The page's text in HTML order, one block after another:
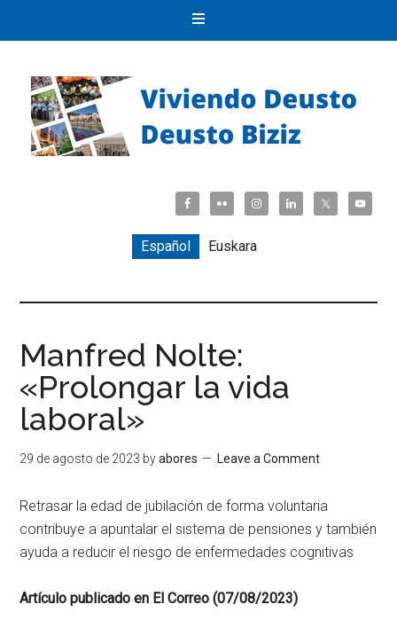
Español Euskara
Manfred Nolte:
«Prolongar la vida
laboral»
29 de agosto de 2023 byabores Leave a Comment
Retrasar la edad de jubilación de forma voluntaria
contribuye a apuntalar el sistema de pensiones y también
ayuda a reducir el riesgo de enfermedades cognitivas
Artículo publicado en El Correo (07/08/2023)